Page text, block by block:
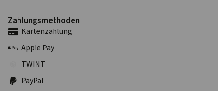
Zahlungs­methoden
Karten­zahlung
Apple Pay
TWINT
PayPal